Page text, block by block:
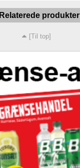
Relaterede produkter
[Til top]